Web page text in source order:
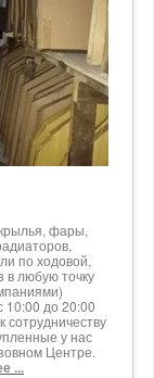
фары,
по ходовой,
10:00 до 20:00
у нас
Центре.
...